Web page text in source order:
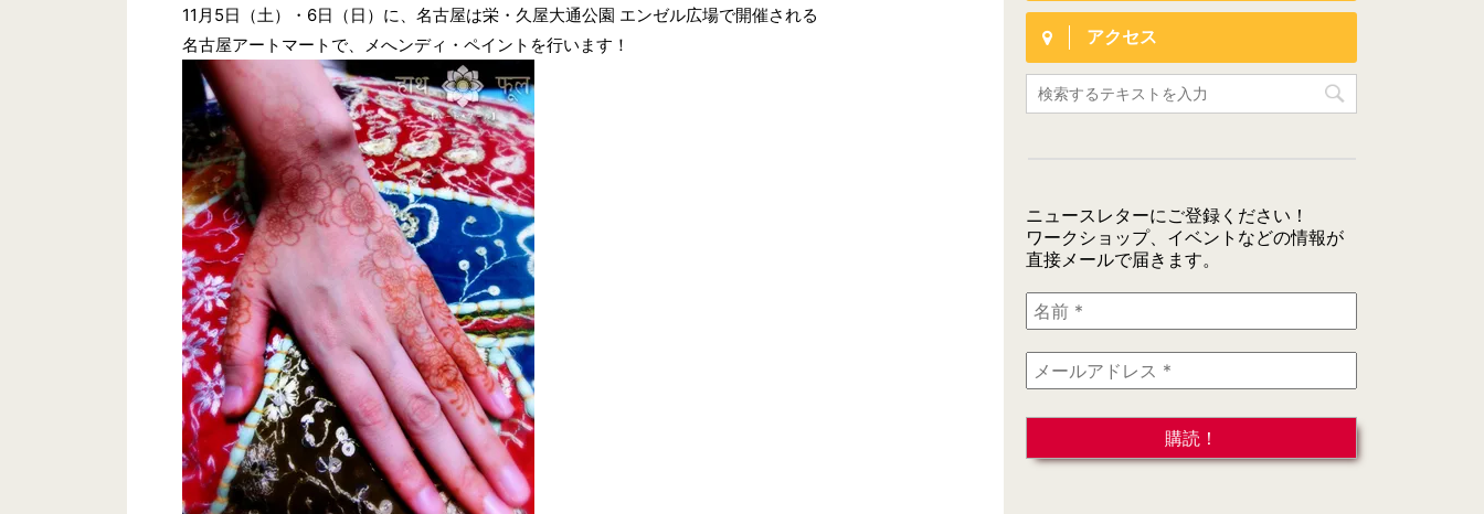
11月5日（土）・6日（日）に、名古屋は栄・久屋大通公園 エンゼル広場で開催される
名古屋アートマートで、メへンディ・ペイントを行います！
アクセス
ニュースレターにご登録ください！
ワークショップ、イベントなどの情報が
直接メールで届きます。
名
前
*
ー